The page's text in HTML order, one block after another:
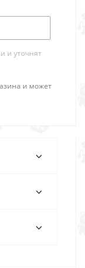
и уточнят
и может